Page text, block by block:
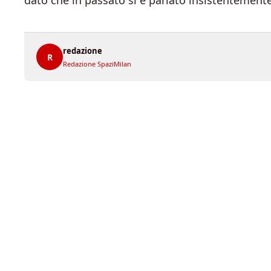
R
redazione
Redazione SpaziMilan